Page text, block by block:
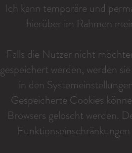
Ich kann temporäre und
hierüber im Rahmen
Falls die Nutzer nicht
gespeichert werden, werden
in den
Gespeicherte Cookies
Browsers gelöscht werden.